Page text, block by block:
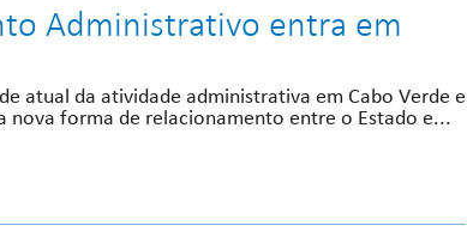
Administrativo entra em
atual da atividade administrativa em Cabo Verde e
forma de relacionamento entre o Estado e...